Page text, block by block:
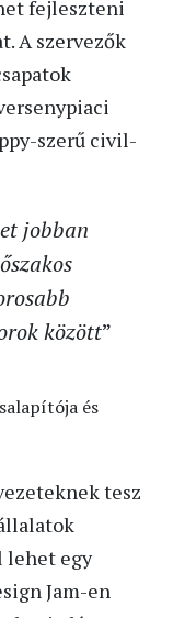
fejleszteni
A szervezők
szerű civil-
jobban
között”
és
tesz
lehet egy
Jam-en